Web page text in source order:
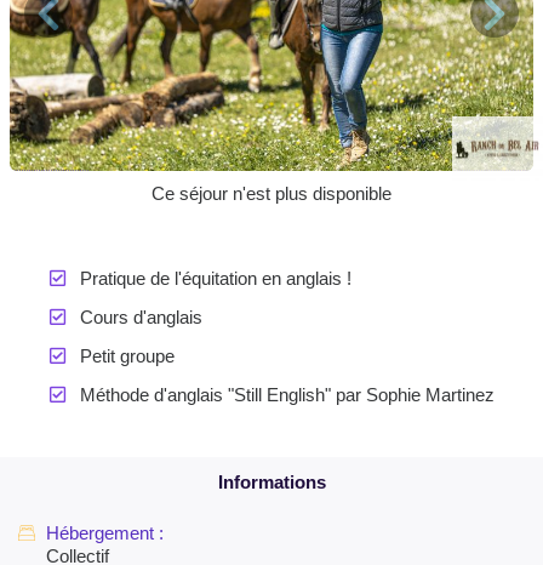
Ce séjour n'est plus disponible
Pratique de l'équitation en anglais !
Cours d'anglais
Petit groupe
Méthode d'anglais "Still English" par Sophie Martinez
Collectif